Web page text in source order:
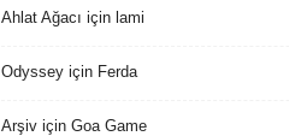
Ahlat Ağacı için lami
Odysseyiçin Ferda
Arşiviçin Goa Game